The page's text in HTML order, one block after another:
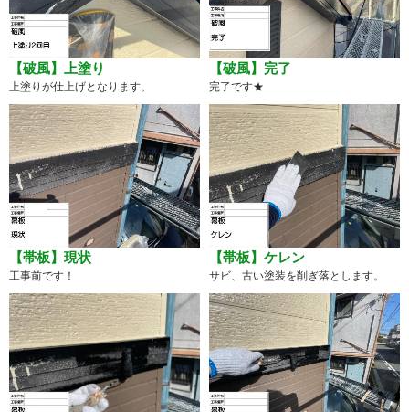
【破風】上塗り
上塗りが仕上げとなります。
【破風】完了
完了です★
【帯板】現状
工事前です！
【帯板】ケレン
サビ、古い塗装を削ぎ落とします。